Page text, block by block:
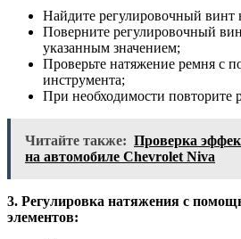
Найдите регулировочный винт
Поверните регулировочный
указанным значением;
Проверьте натяжение ремня с
инструмента;
При необходимости повторите
Читайте также: Проверка
на автомобиле Chevrolet Niva
3. Регулировка натяжения с
элементов: